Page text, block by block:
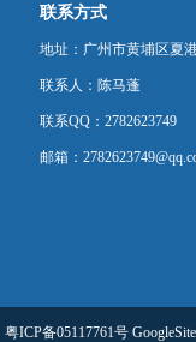
联系方式
地址：广州市黄埔区夏
联系人：陈马蓬
联系QQ：2782623749
邮箱：
粤ICP备05117761号